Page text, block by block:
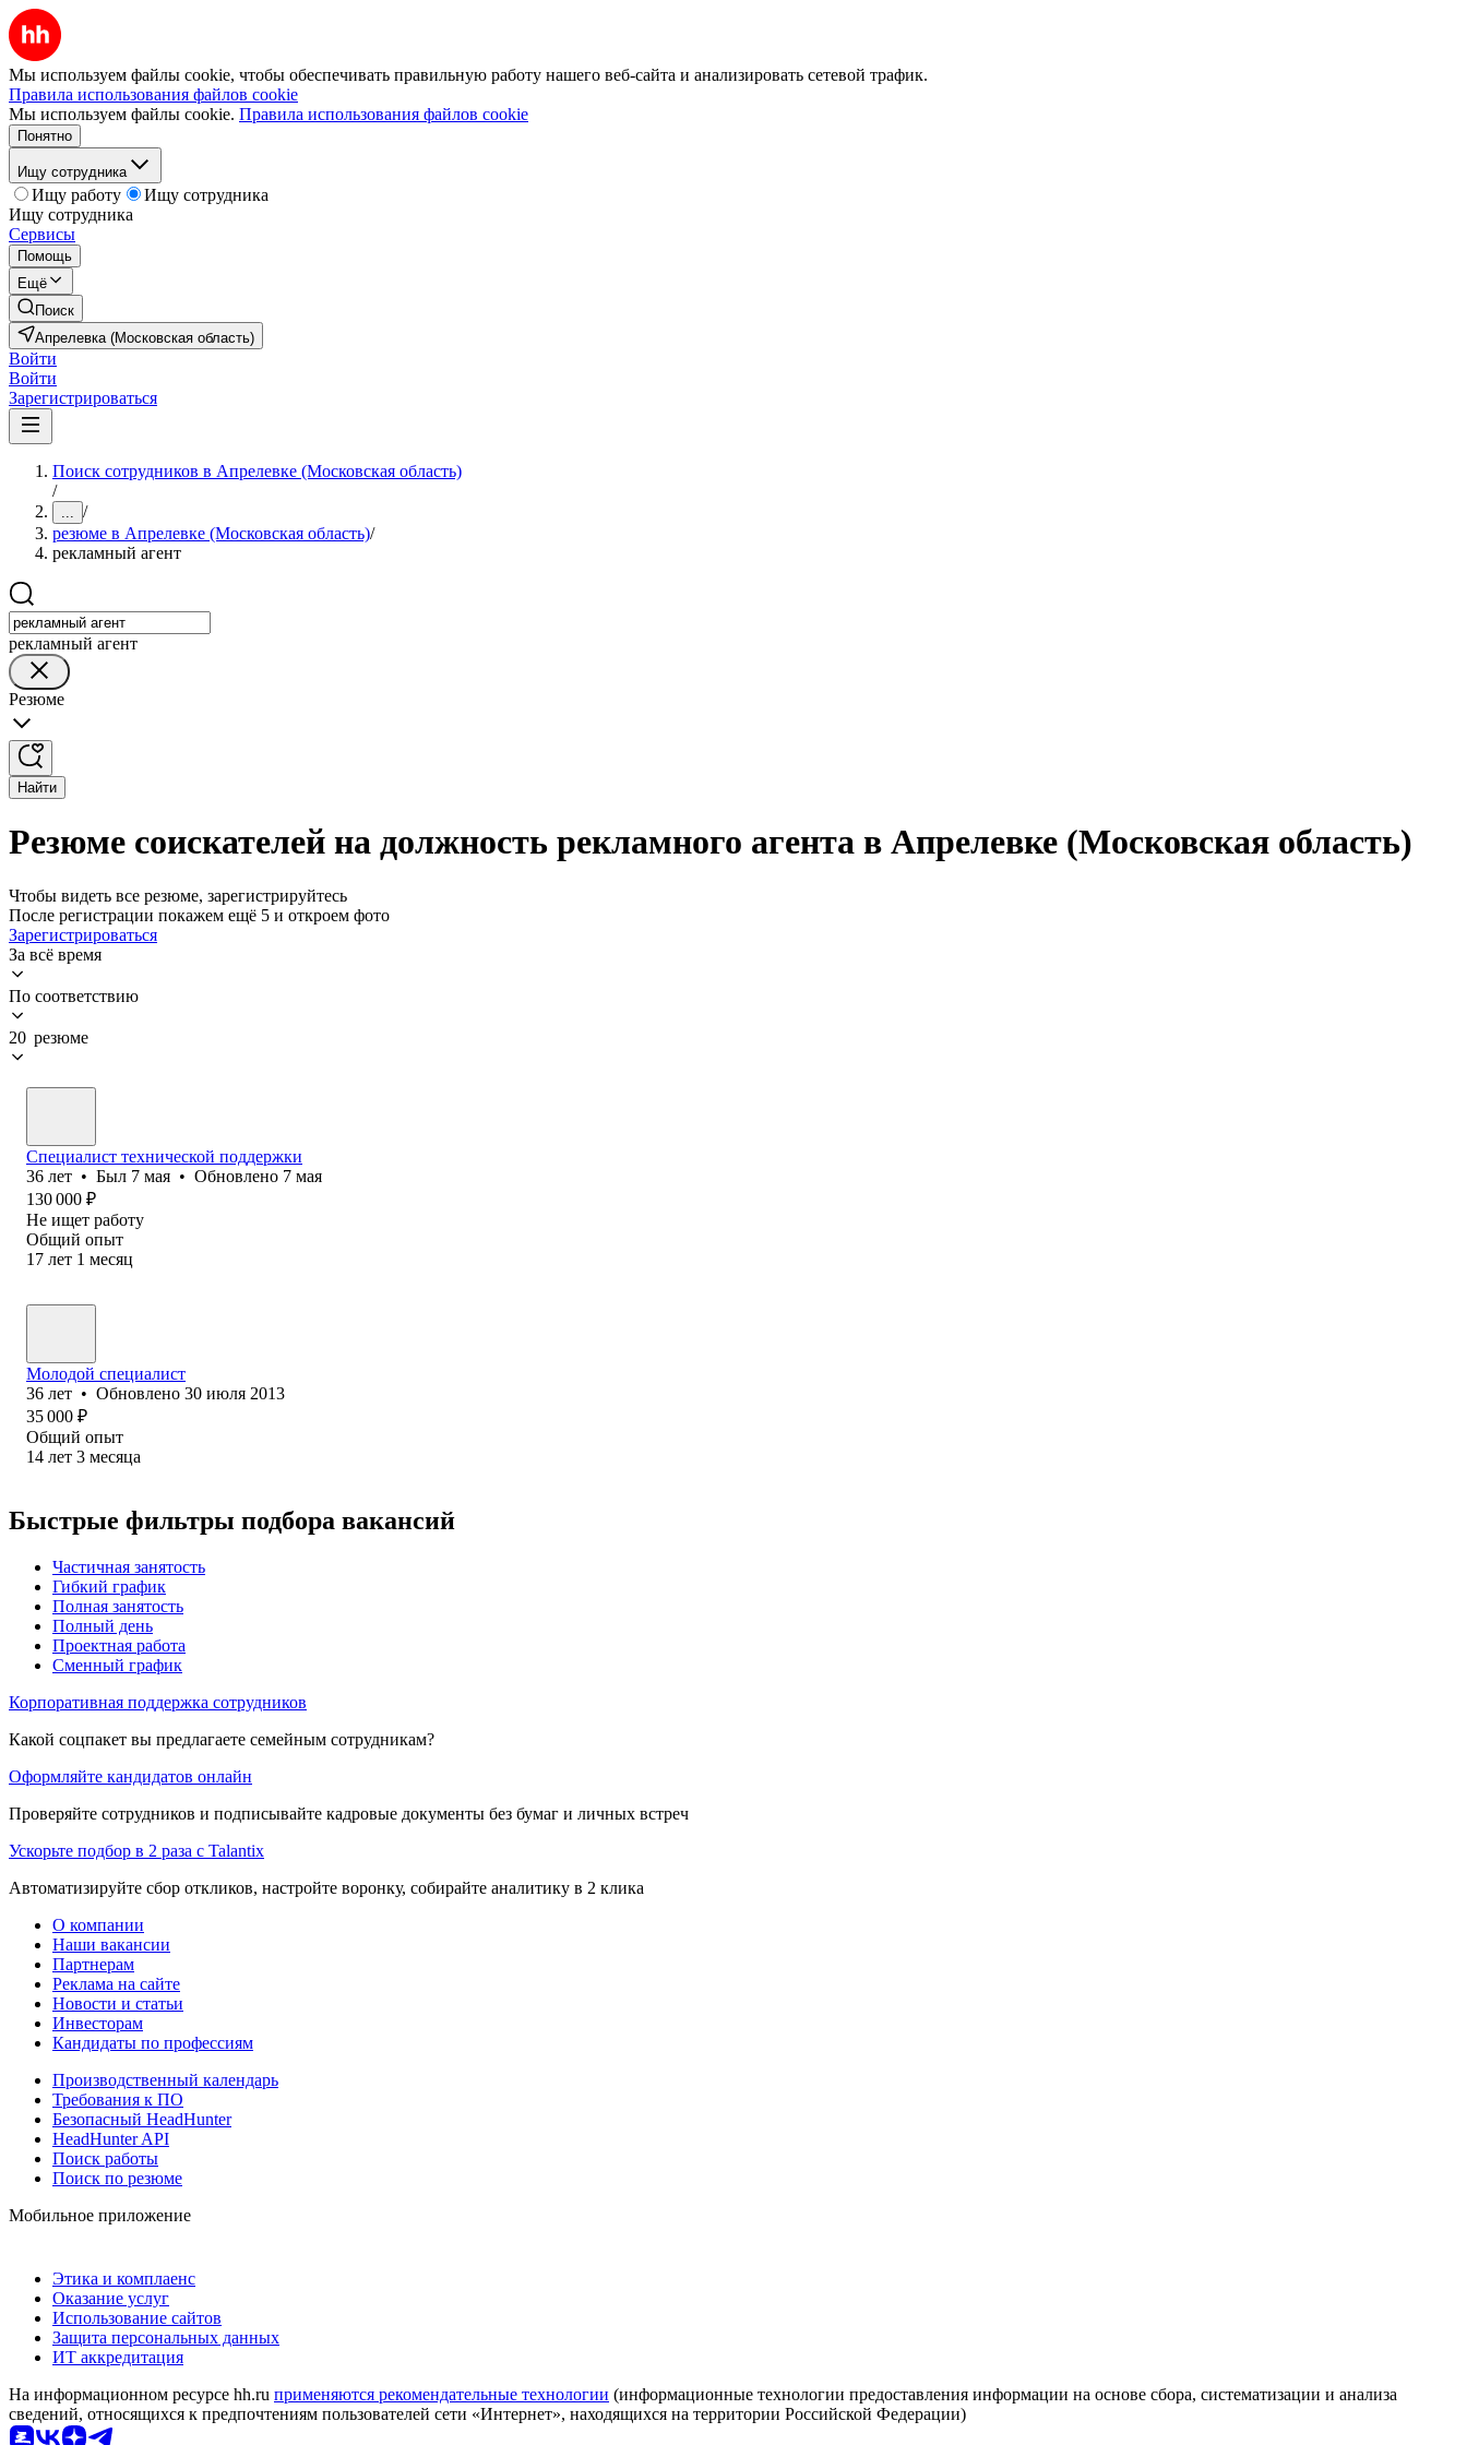
Мы используем файлы cookie, чтобы обеспечивать правильную работу нашего веб-сайта и анализировать сетевой трафик.
Правила использования файлов cookie
Мы используем файлы cookie. Правила использования файлов cookie
Понятно
Ищу сотрудника
Ищу работу
Ищу сотрудника
Ищу сотрудника
Сервисы
Помощь
Ещё
Поиск
Апрелевка (Московская область)
Войти
Войти
Зарегистрироваться
Поиск сотрудников в Апрелевке (Московская область)
/
... /
резюме в Апрелевке (Московская область)/
рекламный агент
рекламный агент
Резюме
Найти
Резюме соискателей на должность рекламного агента в Апрелевке (Московская область)
Чтобы видеть все резюме, зарегистрируйтесь
После регистрации покажем ещё 5 и откроем фото
Зарегистрироваться
За всё время
По соответствию
20 резюме
Специалист технической поддержки
36 лет • Был 7 мая • Обновлено 7 мая
130 000 ₽
Не ищет работу
Общий опыт
17 лет 1 месяц
Молодой специалист
36 лет • Обновлено 30 июля 2013
35 000 ₽
Общий опыт
14 лет 3 месяца
Быстрые фильтры подбора вакансий
Частичная занятость
Гибкий график
Полная занятость
Полный день
Проектная работа
Сменный график
Корпоративная поддержка сотрудников
Какой соцпакет вы предлагаете семейным сотрудникам?
Оформляйте кандидатов онлайн
Проверяйте сотрудников и подписывайте кадровые документы без бумаг и личных встреч
Ускорьте подбор в 2 раза с Talantix
Автоматизируйте сбор откликов, настройте воронку, собирайте аналитику в 2 клика
О компании
Наши вакансии
Партнерам
Реклама на сайте
Новости и статьи
Инвесторам
Кандидаты по профессиям
Производственный календарь
Требования к ПО
Безопасный HeadHunter
HeadHunter API
Поиск работы
Поиск по резюме
Мобильное приложение
Этика и комплаенс
Оказание услуг
Использование сайтов
Защита персональных данных
ИТ аккредитация
На информационном ресурсе hh.ru применяются рекомендательные технологии (информационные технологии предоставления информации на основе сбора, систематизации и анализа
сведений, относящихся к предпочтениям пользователей сети «Интернет», находящихся на территории Российской Федерации)